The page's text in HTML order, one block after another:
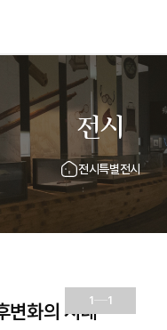
전시
전시특별전시
1 1
변화의 시대